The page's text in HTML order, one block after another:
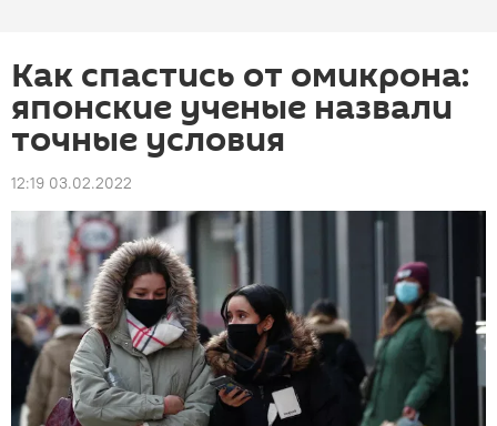
Как спастись от омикрона:
японские ученые назвали
точные условия
12:19 03.02.2022